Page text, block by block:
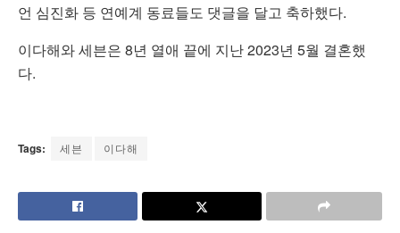
언 심진화 등 연예계 동료들도 댓글을 달고 축하했다.
이다해와 세븐은 8년 열애 끝에 지난 2023년 5월 결혼했
다.
Tags: 세븐 이다해